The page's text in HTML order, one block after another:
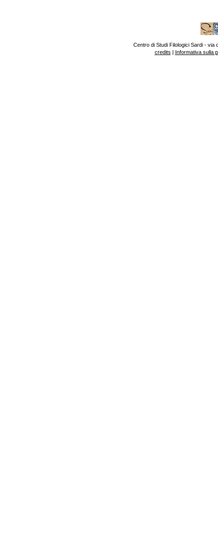
Centro di Studi Filologici Sardi - via
credits | Informativa sulla